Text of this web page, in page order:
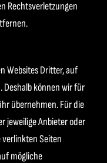
Rechtsverletzungen
Websites Dritter, auf
Deshalb können wir für
übernehmen. Für die
jeweilige Anbieter oder
Seiten
mögliche